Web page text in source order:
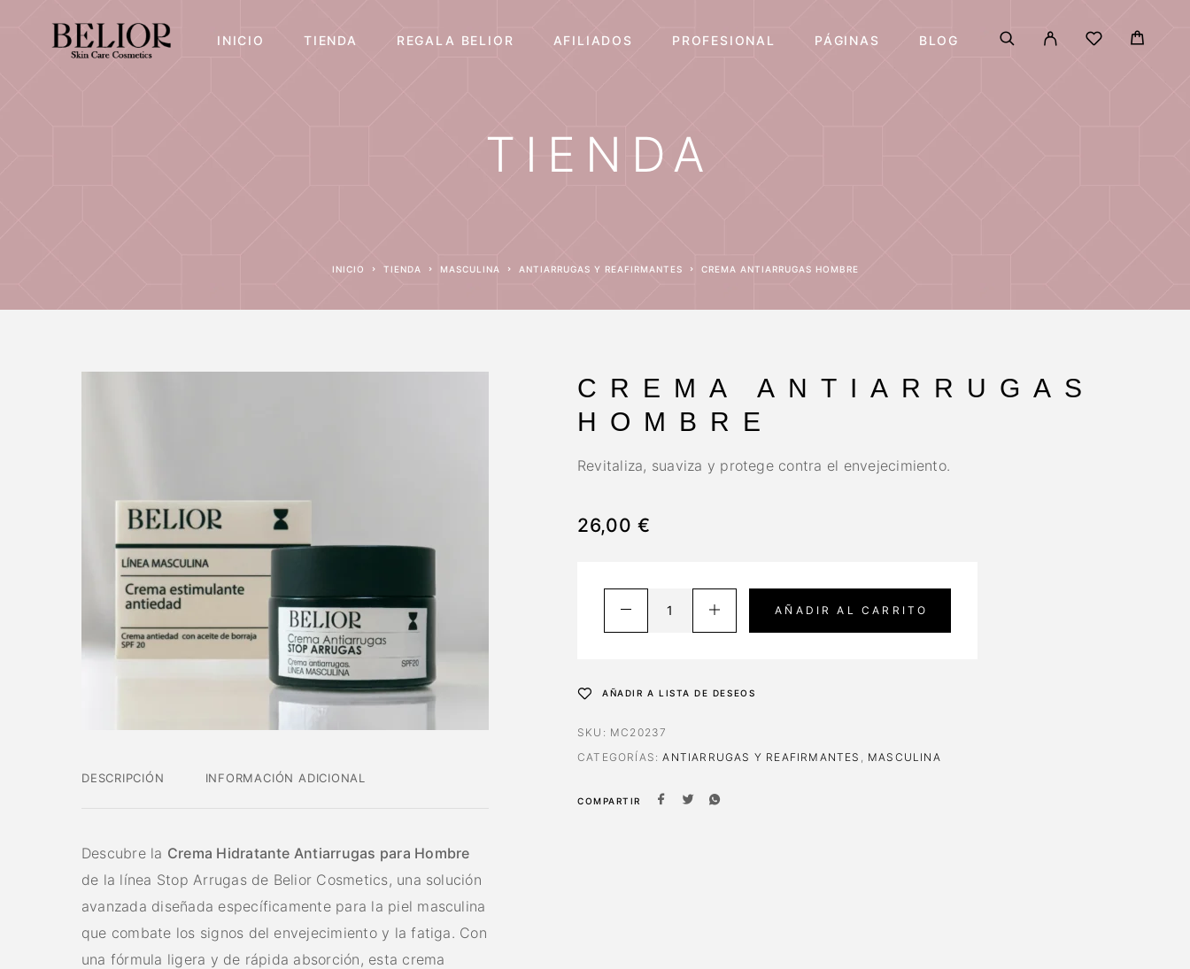
INICIO TIENDA REGALA BELIOR AFILIADOS PROFESIONAL PÁGINAS BLOG
TIENDA
INICIO TIENDA MASCULINA ANTIARRUGAS Y REAFIRMANTES CREMA ANTIARRUGAS HOMBRE
DESCRIPCIÓN INFORMACIÓN ADICIONAL
Descubre la Crema Hidratante Antiarrugas para Hombre
de la línea Stop Arrugas de Belior Cosmetics, una solución
avanzada diseñada específicamente para la piel masculina
que combate los signos del envejecimiento y la fatiga. Con
una fórmula ligera y de rápida absorción, esta crema
CREMA ANTIARRUGAS
HOMBRE
Revitaliza, suaviza y protege contra el envejecimiento.
26,00 €
AÑADIR AL CARRITO
AÑADIR A LISTA DE DESEOS
SKU: MC20237
CATEGORÍAS:ANTIARRUGAS Y REAFIRMANTES , MASCULINA
COMPARTIR